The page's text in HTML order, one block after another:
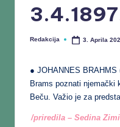
Redakcija 3. Aprila
● JOHANNES BRAHMS
Brams poznati njemački
Beču. Važio je za
/priredila – Sedina